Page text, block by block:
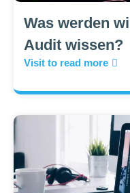
Was werden
Audit wissen?
Visit to read more